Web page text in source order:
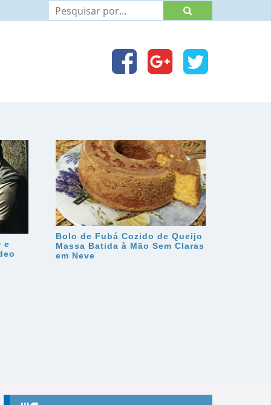
e
Bolo de Fubá Cozido de Queijo
Massa Batida à Mão Sem Claras
em Neve